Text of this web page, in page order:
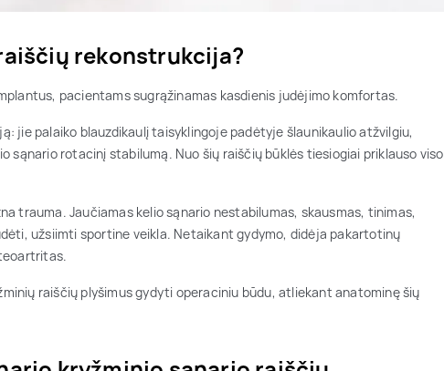
rekonstrukcija?
pacientams sugrąžinamas kasdienis judėjimo komfortas.
jie palaiko blauzdikaulį taisyklingoje padėtyje šlaunikaulio atžvilgiu,
sąnario rotacinį stabilumą. Nuo šių raiščių būklės tiesiogiai priklauso viso
trauma. Jaučiamas kelio sąnario nestabilumas, skausmas, tinimas,
užsiimti sportine veikla. Netaikant gydymo, didėja pakartotinų
raiščių plyšimus gydyti operaciniu būdu, atliekant anatominę šių